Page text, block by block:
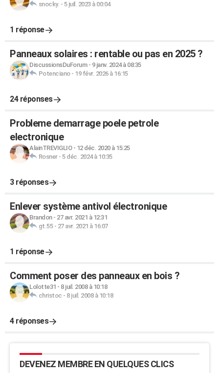
snocky. - 5 juil. 2023 à 00:04
1 réponse
Panneaux solaires : rentable ou pas en 2025 ?
DiscussionsDuForum- 9 janv. 2024 à 08:35
Potenciano- 19 févr. 2026 à 16:15
24 réponses
Probleme demarrage poele petrole
electronique
AlainTREVIGLIO- 12 déc. 2020 à 15:25
Rosner- 5 déc. 2024 à 10:35
3 réponses
Enlever système antivol électronique
Brandon- 27 avr. 2021 à 12:31
gt.55- 27 avr. 2021 à 16:07
1 réponse
Comment poser des panneaux en bois ?
Lolotte31 - 8 juil. 2008 à 10:18
christoc - 8 juil. 2008 à 10:18
4 réponses
DEVENEZ MEMBRE EN QUELQUES CLICS